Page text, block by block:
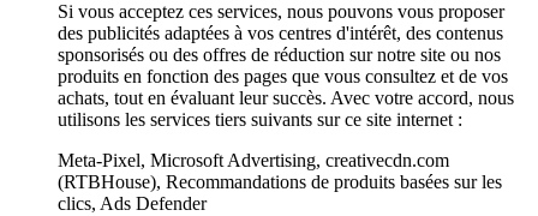
Si vous acceptez ces services, nous pouvons vous proposer
des publicités adaptées à vos centres d'intérêt, des contenus
sponsorisés ou des offres de réduction sur notre site ou nos
produits en fonction des pages que vous consultez et de vos
achats, tout en évaluant leur succès. Avec votre accord, nous
utilisons les services tiers suivants sur ce site internet :
Meta-Pixel, Microsoft Advertising, creativecdn.com
(RTBHouse), Recommandations de produits basées sur les
clics, Ads Defender